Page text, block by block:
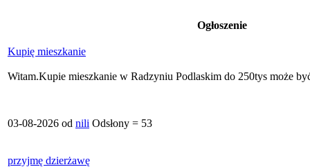
Ogłoszenie
Kupię mieszkanie
Witam.Kupie mieszkanie w Radzyniu Podlaskim do 250tys może
03-08-2026 od nili Odsłony = 53
przyjmę dzierżawę